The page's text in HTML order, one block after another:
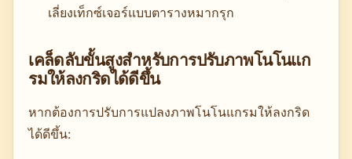
เลี่ยงเท็กซ์เจอร์แบบตารางหมากรุก
เคล็ดลับขั้นสูงสำหรับการปรับภาพโนโนแก
รมให้ลงกริดได้ดีขึ้น
หากต้องการปรับการแปลงภาพโนโนแกรมให้ลงกริด
ได้ดีขึ้น: